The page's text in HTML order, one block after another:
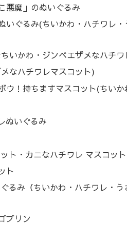
悪魔」のぬいぐるみ
いぐるみ(ちいかわ・ハチワレ
いかわ・ジンベエザメなハチ
なハチワレマスコット)
！持ちますマスコット(ちいか
ぬいぐるみ
ト・カニなハチワレ マスコッ
ト
るみ（ちいかわ・ハチワレ・
ブリン